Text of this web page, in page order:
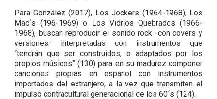
Para González (2017), Los Jockers (1964-1968), Los
Mac´s (196-1969) o Los Vidrios Quebrados (1966-
1968), buscan reproducir el sonido rock -con covers y
versiones- interpretadas con instrumentos que
“tendrán que ser construidos, o adaptados por los
propios músicos” (130) para en su madurez componer
canciones propias en español con instrumentos
importados del extranjero, a la vez que transmiten el
impulso contracultural generacional de los 60´s (124).